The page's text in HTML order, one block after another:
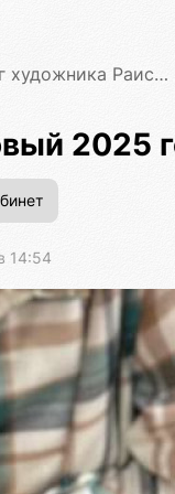
Раисы Арефьевой
2025
14:54